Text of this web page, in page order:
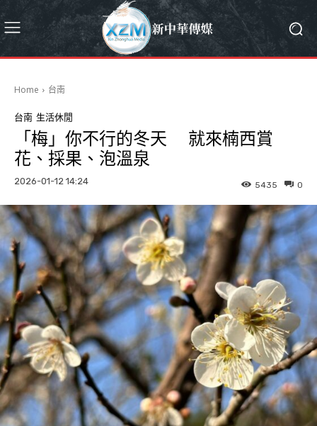
Home 台南
台南 生活休閒
「梅」你不行的冬天 就來楠西賞
花、採果、泡溫泉
2026-01-12 14:24 0
5435